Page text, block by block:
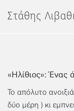
στοΣτάθης
«Ηλίθιος»: Ένας
Το απόλυτο
δύο μέρη ) κι